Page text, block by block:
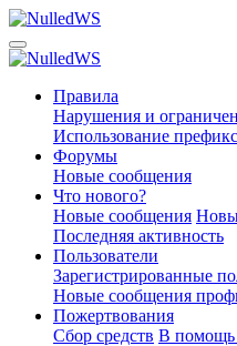
Правила
Нарушения и
Использование
Форумы
Новые сообщения
Что нового?
Новые сообщения
Последняя активность
Пользователи
Зарегистрированные
Новые сообщения
Пожертвования
Сбор средств В помощь